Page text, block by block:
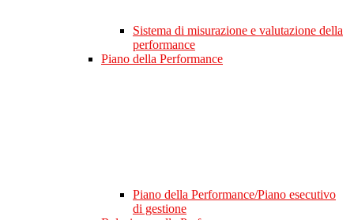
Sistema di misurazione e valutazione della
performance
Piano della Performance
Piano della Performance/Piano esecutivo
di gestione